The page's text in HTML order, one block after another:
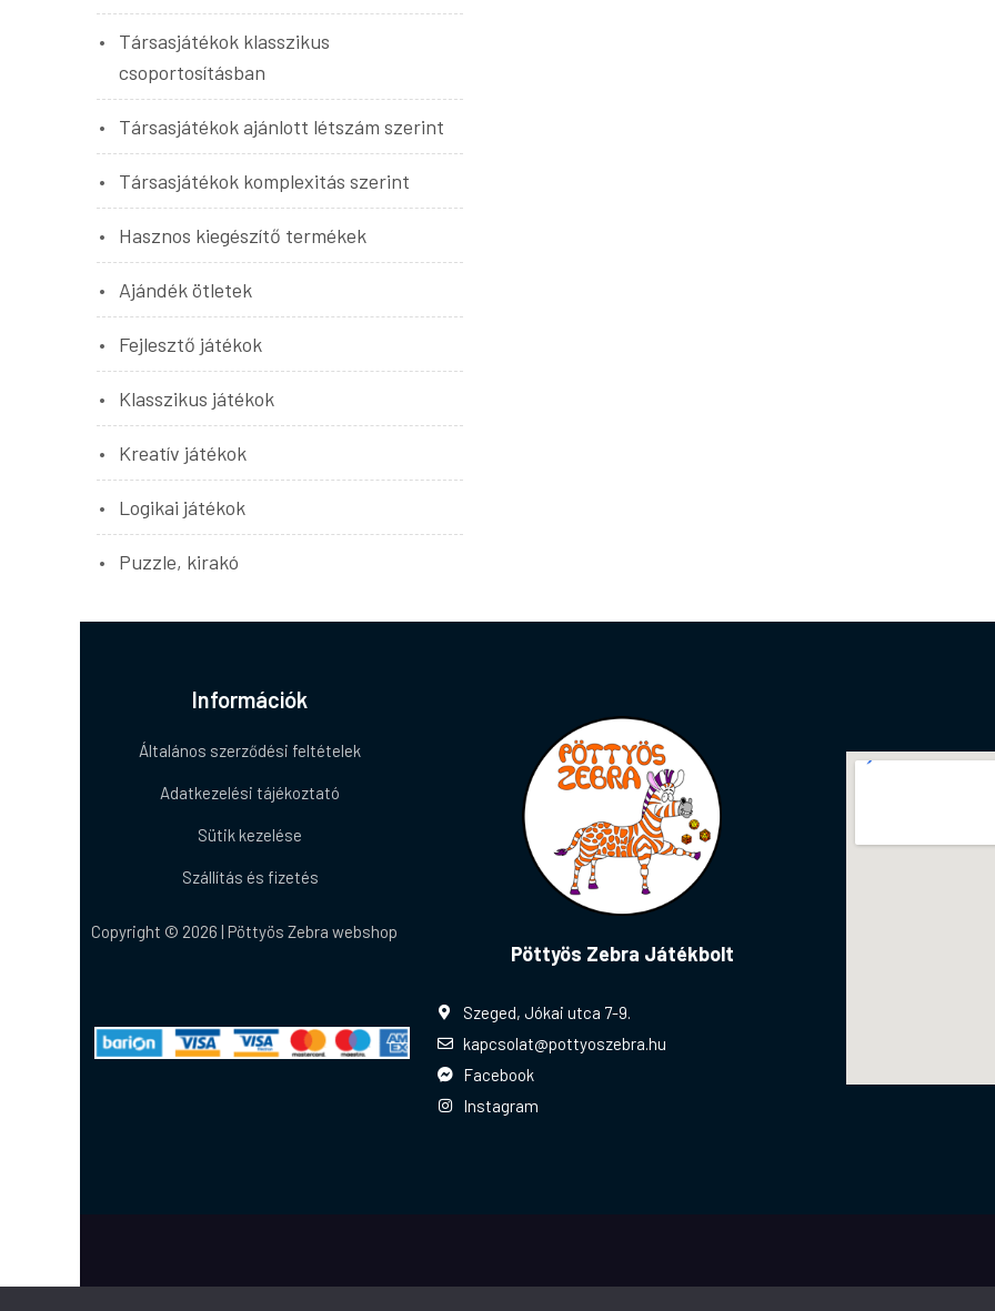
Társasjátékok klasszikus
csoportosításban
Társasjátékok ajánlott létszám szerint
Társasjátékok komplexitás szerint
Hasznos kiegészítő termékek
Ajándék ötletek
Fejlesztő játékok
Klasszikus játékok
Kreatív játékok
Logikai játékok
Puzzle, kirakó
Információk
Általános szerződési feltételek
Adatkezelési tájékoztató
Sütik kezelése
Szállítás és fizetés
Copyright © 2026 | Pöttyös Zebra webshop
Pöttyös Zebra Játékbolt
Szeged, Jókai utca 7-9.
kapcsolat@pottyoszebra.hu
Facebook
Instagram